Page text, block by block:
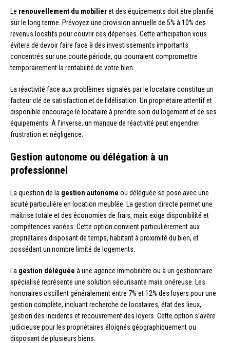
Le renouvellement du mobilieret des équipements doit être planifié
sur le long terme. Prévoyez une provision annuelle de 5% à 10% des
revenus locatifs pour couvrir ces dépenses. Cette anticipation vous
évitera de devoir faire face à des investissements importants
concentrés sur une courte période, qui pourraient compromettre
temporairement la rentabilité de votre bien.
La réactivité face aux problèmes signalés par le locataire constitue un
facteur clé de satisfaction et de fidélisation. Un propriétaire attentif et
disponible encourage le locataire à prendre soin du logement et de ses
équipements. À l’inverse, un manque de réactivité peut engendrer
frustration et négligence.
Gestion autonome ou délégation à un
professionnel
La question de la gestion autonome ou déléguée se pose avec une
acuité particulière en location meublée. La gestion directe permet une
maîtrise totale et des économies de frais, mais exige disponibilité et
compétences variées. Cette option convient particulièrement aux
propriétaires disposant de temps, habitant à proximité du bien, et
possédant un nombre limité de logements.
La gestion déléguée à une agence immobilière ou à un gestionnaire
spécialisé représente une solution sécurisante mais onéreuse. Les
honoraires oscillent généralement entre 7% et 12% des loyers pour une
gestion complète, incluant recherche de locataires, état des lieux,
gestion des incidents et recouvrement des loyers. Cette option s’avère
judicieuse pour les propriétaires éloignés géographiquement ou
disposant de plusieurs biens.